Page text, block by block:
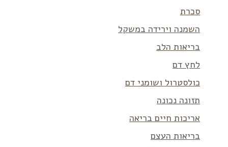
סכרת
השמנה וירידה במשקל
בריאות הלב
לחץ דם
כולסטרול ושומני דם
תזונה נכונה
אריכות חיים בריאה
בריאות העצם